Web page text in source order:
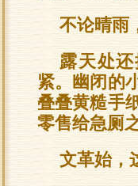
不论晴雨
露天处
紧。幽闭的
叠叠黄糙手
零售给急厕
文革始，